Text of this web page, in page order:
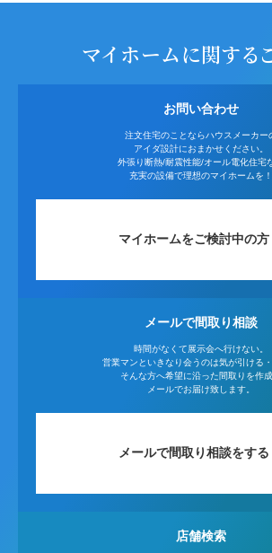
マイホームに関する
お問い合わせ
注文住宅のことならハウスメーカー
アイダ設計におまかせください。
外張り断熱/耐震性能/オール電化住宅
充実の設備で理想のマイホームを！
マイホームをご検討中の方
メールで間取り相談
時間がなくて展示会へ行けない。
営業マンといきなり会うのは気が引ける・
そんな方へ希望に沿った間取りを作
メールでお届け致します。
メールで間取り相談をする
店舗検索